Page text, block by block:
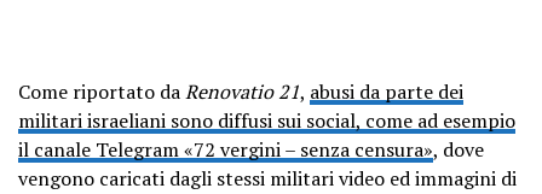
Come riportato daRenovatio 21, abusi da parte dei
militari israeliani sono diffusi sui social, come ad esempio
il canale Telegram «72 vergini – senza censura», dove
vengono caricati dagli stessi militari video ed immagini di